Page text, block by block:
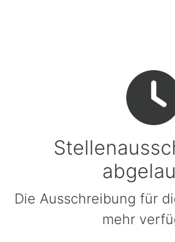
Die Ausschreibung für
mehr